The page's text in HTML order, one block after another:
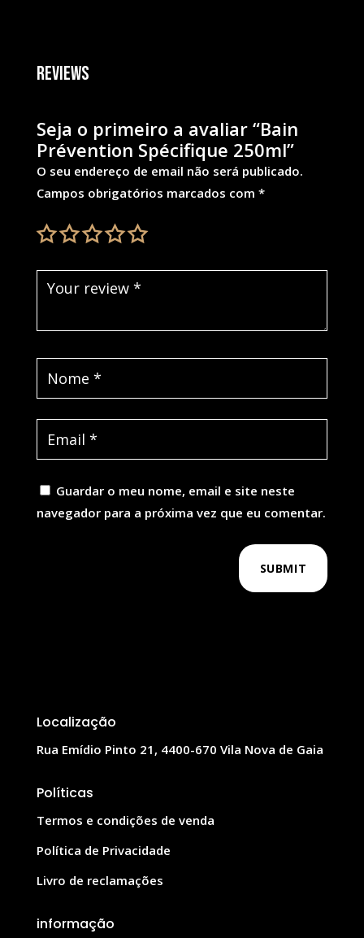
Reviews
Seja o primeiro a avaliar “Bain
Prévention Spécifique 250ml”
O seu endereço de email não será publicado.
Campos obrigatórios marcados com *
Guardar o meu nome, email e site neste
navegador para a próxima vez que eu comentar.
SUBMIT
Localização
Rua Emídio Pinto 21, 4400-670 Vila Nova de Gaia
Políticas
Termos e condições de venda
Política de Privacidade
Livro de reclamações
informação